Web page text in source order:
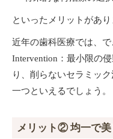
といったメリットがあり
近年の歯科医療では、
Intervention：最小限の
り、削らないセラミッ
一つといえるでしょう。
メリット② 均一で